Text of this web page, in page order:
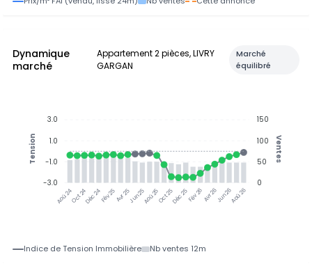
Dynamique
marché
Appartement 2 pièces, LIVRY
GARGAN
Marché
équilibré
Aoû 24Oct 24Déc 24Fév 25Avr 25Jun 25Aoû 25Oct 25Déc 25Fév 26Avr 26Jun 26Aoû 26
150
100
50
0
Ventes
3.0
1.0
-1.0
-3.0
Tension
Indice de Tension Immobilière Nb ventes 12m